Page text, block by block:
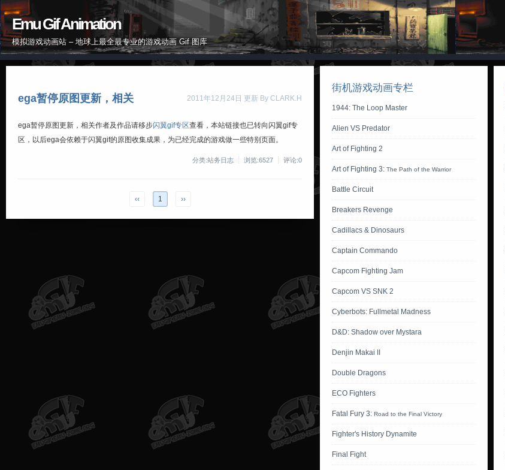
Emu Gif Animation
模拟游戏动画站 – 地球上最全最专业的游戏动画 Gif 图库
2011年12月24日 更新 By CLARK.H
ega暂停原图更新，相关
ega暂停原图更新，相关作者及作品请移步闪翼gif专区查看，本站链接也已转向闪翼gif专
区，以后ega会依赖于闪翼gif的原图收集成果，为已经完成的游戏做一些特别页面。
分类:站务日志 浏览:6527 评论:0
‹‹ 1 ››
街机游戏动画专栏
1944: The Loop Master
Alien VS Predator
Art of Fighting 2
Art of Fighting 3: The Path of the Warrior
Battle Circuit
Breakers Revenge
Cadillacs & Dinosaurs
Captain Commando
Capcom Fighting Jam
Capcom VS SNK 2
Cyberbots: Fullmetal Madness
D&D: Shadow over Mystara
Denjin Makai II
Double Dragons
ECO Fighters
Fatal Fury 3: Road to the Final Victory
Fighter's History Dynamite
Final Fight